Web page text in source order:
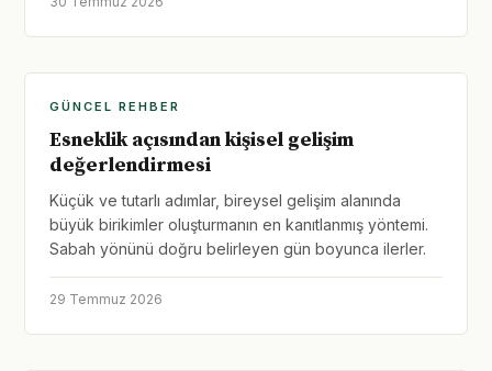
GÜNCEL REHBER
Esneklik açısından kişisel gelişim
değerlendirmesi
Küçük ve tutarlı adımlar, bireysel gelişim alanında
büyük birikimler oluşturmanın en kanıtlanmış yöntemi.
Sabah yönünü doğru belirleyen gün boyunca ilerler.
29 Temmuz 2026